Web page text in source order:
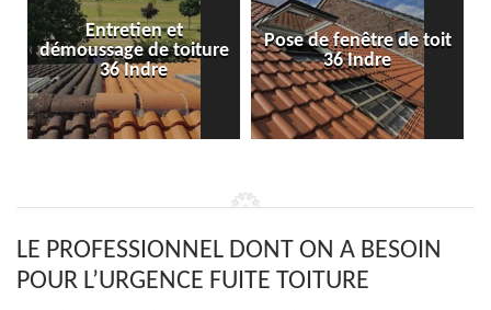
Entretien et
démoussage de toiture
36 Indre
Pose de fenêtre de toit
36 Indre
LE PROFESSIONNEL DONT ON A BESOIN
POUR L’URGENCE FUITE TOITURE